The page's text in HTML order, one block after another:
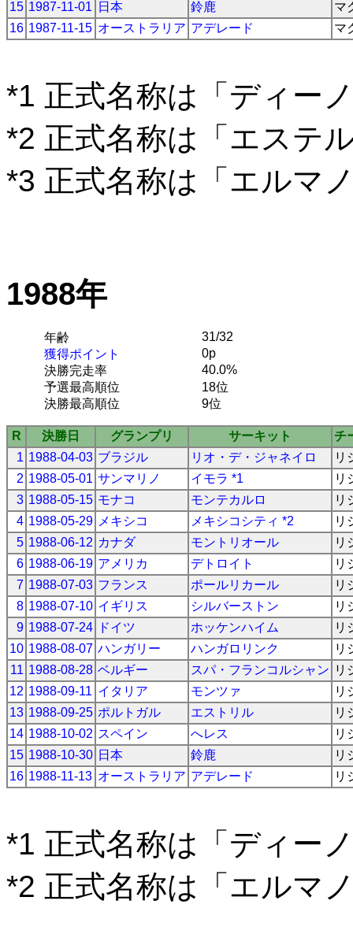
15 1987-11-01 日本 鈴鹿
マ
16 1987-11-15 オーストラリア アデレード マ
*1 正式名称は「ディー
*2 正式名称は「エステ
*3 正式名称は「エルマ
1988年
年齢
31/32
獲得ポイント
0p
決勝完走率
40.0%
予選最高順位
18位
決勝最高順位
9位
R 決勝日 グランプリ サーキット
チ
1 1988-04-03 ブラジル リオ・デ・ジャネイロ
リ
2 1988-05-01 サンマリノ イモラ *1
リ
3 1988-05-15 モナコ モンテカルロ
リ
4 1988-05-29 メキシコ メキシコシティ *2
リ
5 1988-06-12 カナダ モントリオール
リ
6 1988-06-19 アメリカ デトロイト
リ
7 1988-07-03 フランス ポールリカール
リ
8 1988-07-10 イギリス シルバーストン
リ
9 1988-07-24 ドイツ ホッケンハイム
リ
10 1988-08-07 ハンガリー ハンガロリンク
リ
11 1988-08-28 ベルギー スパ・フランコルシャン リ
12 1988-09-11 イタリア モンツァ
リ
13 1988-09-25 ポルトガル エストリル
リ
14 1988-10-02 スペイン へレス
リ
15 1988-10-30 日本 鈴鹿
リ
16 1988-11-13 オーストラリア アデレード リ
*1 正式名称は「ディー
*2 正式名称は「エルマ